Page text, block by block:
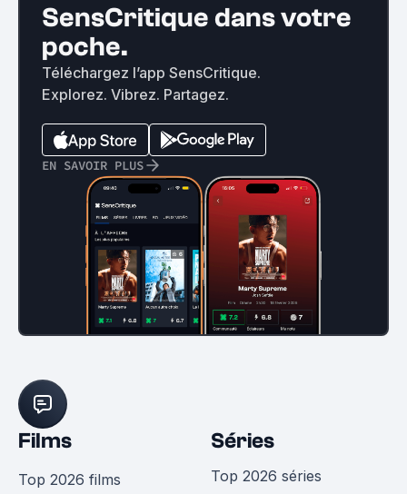
SensCritique dans votre
poche.
Téléchargez l’app SensCritique.
Explorez. Vibrez. Partagez.
EN SAVOIR PLUS
Films
Top 2026 films
Séries
Top 2026 séries